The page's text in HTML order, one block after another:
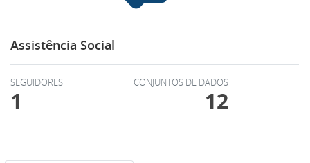
Assistência Social
SEGUIDORES
1
CONJUNTOS DE DADOS
12